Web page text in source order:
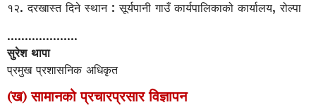
१२. दरखास्त दिने स्थान : सूर्यपानी गाउँ कार्यपालिकाको कार्यालय, रोल्पा
....................
सुरेश थापा
प्रमुख प्रशासनिक अधिकृत
(ख) सामानको प्रचारप्रसार विज्ञापन